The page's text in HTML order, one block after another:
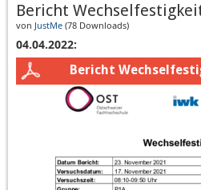
Bericht
von JustMe (78 Downloads)
04.04.2022:
Bericht